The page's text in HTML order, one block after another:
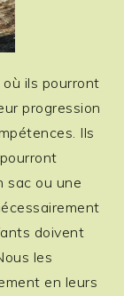
ils pourront
progression
Ils
sac ou une
doivent
les
en leurs